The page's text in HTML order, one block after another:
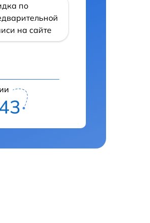
по
на сайте